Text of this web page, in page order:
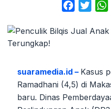
Facebook
suaramedia.id – Kasus
Ramadhani (4,5) di
baru. Dinas